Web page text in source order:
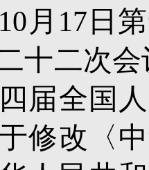
10 月 17 日
十二次
届全国
修改〈